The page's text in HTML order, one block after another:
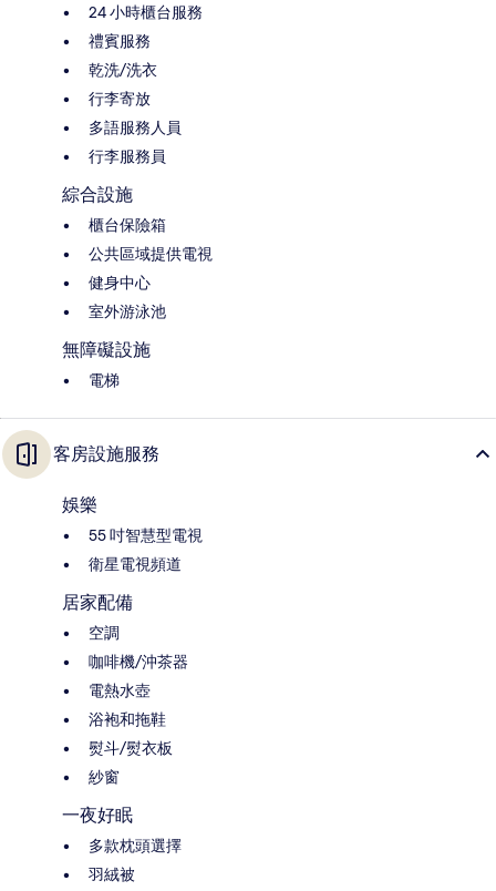
24 小時櫃台服務
禮賓服務
乾洗/洗衣
行李寄放
多語服務人員
行李服務員
綜合設施
櫃台保險箱
公共區域提供電視
健身中心
室外游泳池
無障礙設施
電梯
客房設施服務
娛樂
55 吋智慧型電視
衛星電視頻道
居家配備
空調
咖啡機/沖茶器
電熱水壺
浴袍和拖鞋
熨斗/熨衣板
紗窗
一夜好眠
多款枕頭選擇
羽絨被